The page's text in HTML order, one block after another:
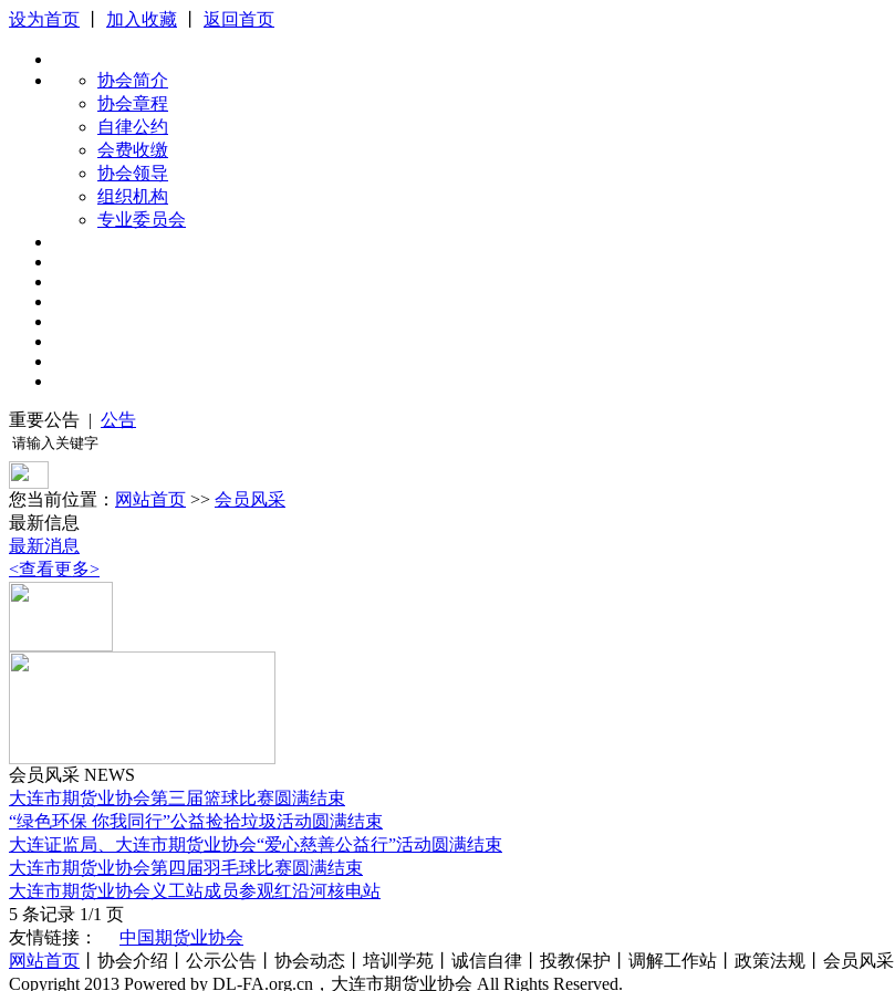
设为首页 加入收藏 返回首页
协会简介
协会章程
自律公约
会费收缴
协会领导
组织机构
专业委员会
重要公告 | 公告
您当前位置： 网站首页 >> 会员风采
最新信息
最新消息
<查看更多>
会员风采 NEWS
大连市期货业协会第三届篮球比赛圆满结束
“绿色环保 你我同行”公益捡拾垃圾活动圆满结束
大连证监局、大连市期货业协会“爱心慈善公益行”活动圆满结束
大连市期货业协会第四届羽毛球比赛圆满结束
大连市期货业协会义工站成员参观红沿河核电站
5 条记录 1/1 页
友情链接： 中国期货业协会
网站首页 丨协会介绍丨公示公告丨协会动态丨培训学苑丨诚信自律丨投教保护丨调解工作站丨政策法规丨会员风采
Copyright 2013 Powered by DL-FA.org.cn，大连市期货业协会 All Rights Reserved.